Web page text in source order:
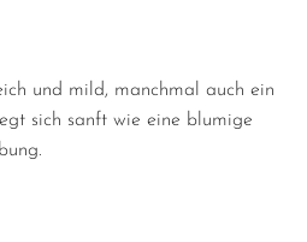
und mild, manchmal auch ein
sich sanft wie eine blumige